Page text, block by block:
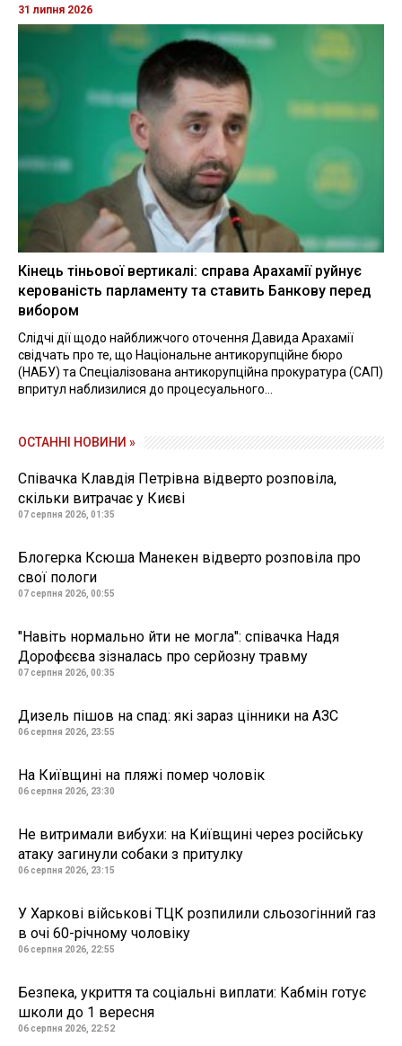
31 липня 2026
Кінець тіньової вертикалі: справа Арахамії руйнує
керованість парламенту та ставить Банкову перед
вибором
Слідчі дії щодо найближчого оточення Давида Арахамії
свідчать про те, що Національне антикорупційне бюро
(НАБУ) та Спеціалізована антикорупційна прокуратура (САП)
впритул наблизилися до процесуального...
ОСТАННІ НОВИНИ »
Співачка Клавдія Петрівна відверто розповіла,
скільки витрачає у Києві
07 серпня 2026, 01:35
Блогерка Ксюша Манекен відверто розповіла про
свої пологи
07 серпня 2026, 00:55
"Навіть нормально йти не могла": співачка Надя
Дорофєєва зізналась про серйозну травму
07 серпня 2026, 00:35
Дизель пішов на спад: які зараз цінники на АЗС
06 серпня 2026, 23:55
На Київщині на пляжі помер чоловік
06 серпня 2026, 23:30
Не витримали вибухи: на Київщині через російську
атаку загинули собаки з притулку
06 серпня 2026, 23:15
У Харкові військові ТЦК розпилили сльозогінний газ
в очі 60-річному чоловіку
06 серпня 2026, 22:55
Безпека, укриття та соціальні виплати: Кабмін готує
школи до 1 вересня
06 серпня 2026, 22:52